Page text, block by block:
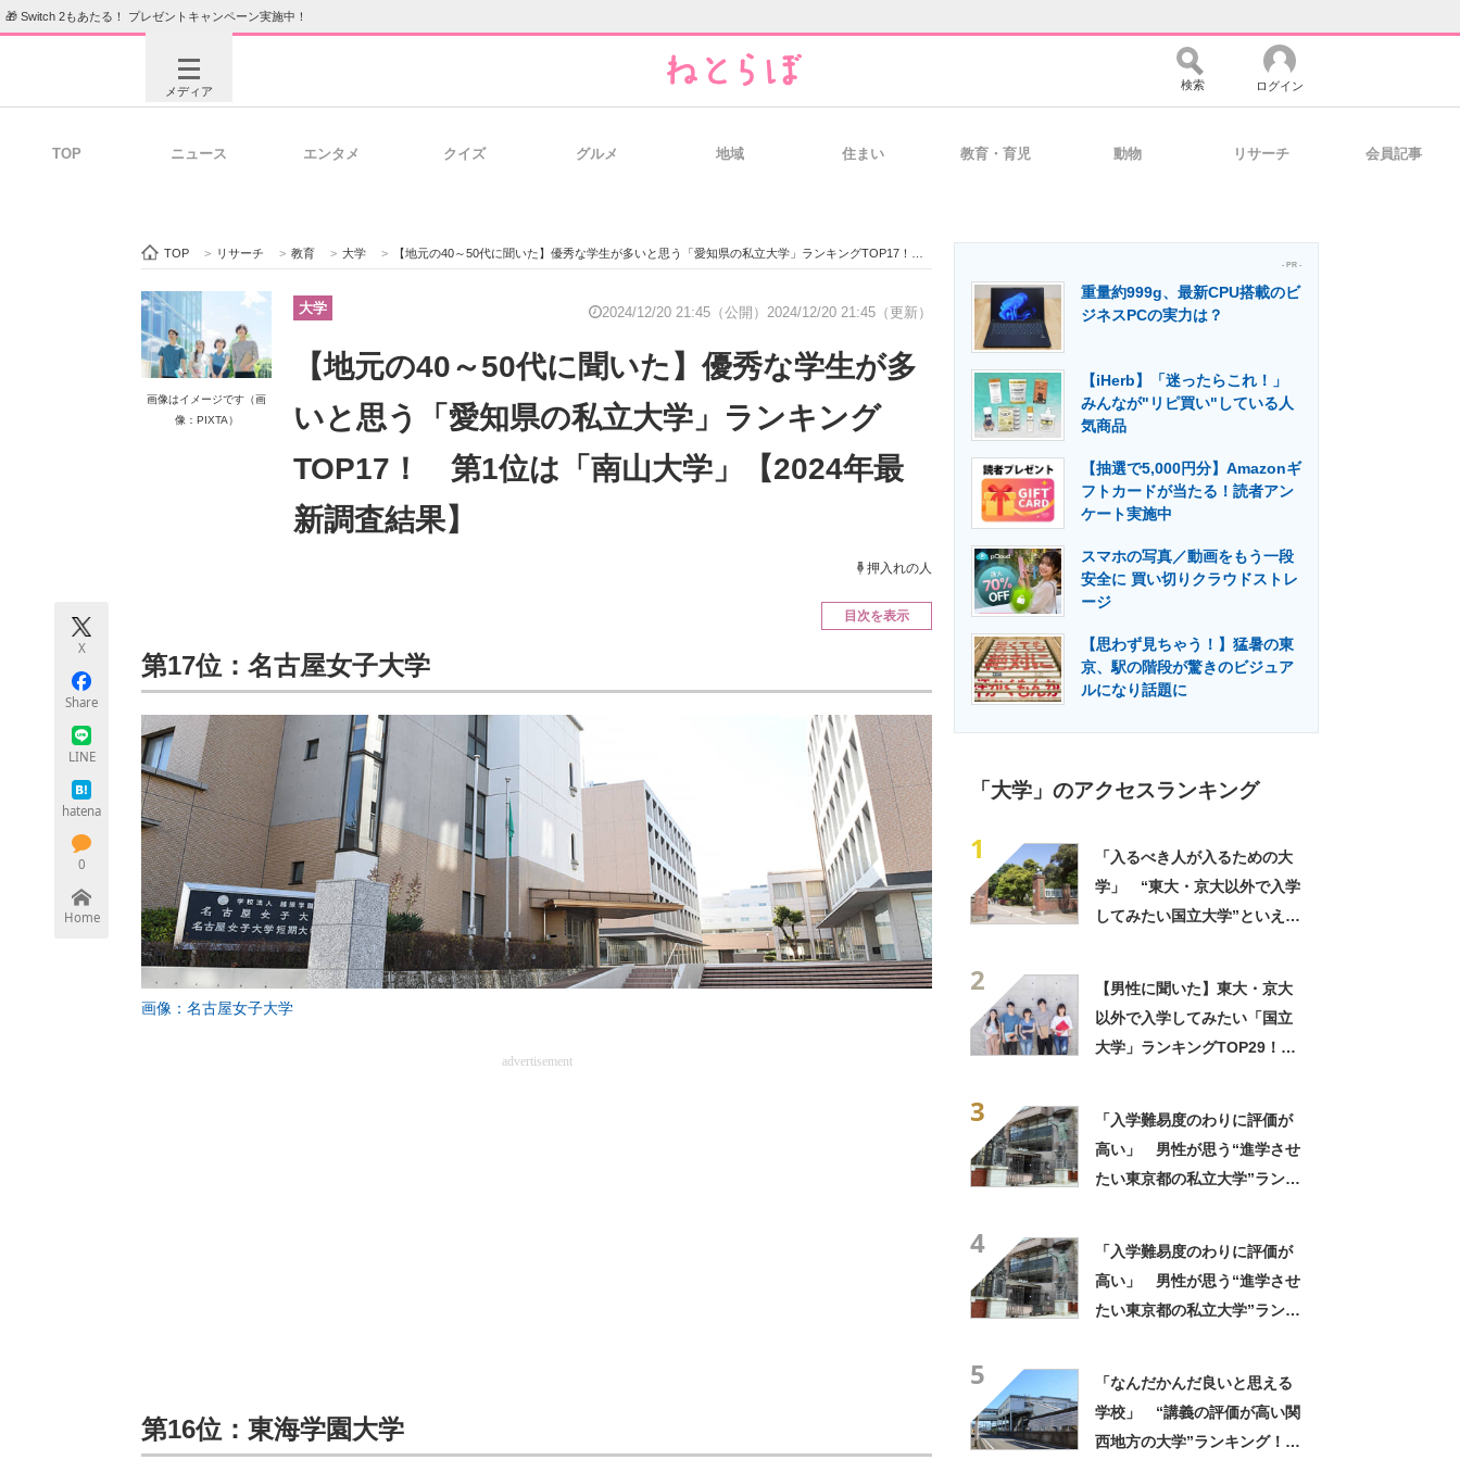
🎁 Switch 2もあたる！ プレゼントキャンペーン実施中！
メディア
ビジネスと働き方のヒント 経営リーダーのコミュニティ マーケ×ITの今がよく分かる
ITエンジニア向け専門サイト 企業向けIT製品の総合サイト 製造業のIT導入・活用を支援
モノづくり技術者専門サイト エレクトロニクス専門サイト エネルギーの専門メディア 建設×テクノロジーの最前線
検索 ログイン
TOP ニュース エンタメ クイズ グルメ 地域 住まい 教育・育児 動物 リサーチ 会員記事
TOP > リサーチ > 教育 > 大学 > 【地元の40～50代に聞いた】優秀な学生が多いと思う「愛知県の私立大学」ランキングTOP17！ 第1位は「南山大学」【2024年最新調査結果】
画像はイメージです（画
像：PIXTA）
大学 2024/12/20 21:45（公開） 2024/12/20 21:45（更新）
【地元の40～50代に聞いた】優秀な学生が多
いと思う「愛知県の私立大学」ランキング
TOP17！ 第1位は「南山大学」【2024年最
新調査結果】
押入れの人
X
Share
LINE
hatena
0
Home
目次を表示
第17位：名古屋女子大学
画像：名古屋女子大学
advertisement
第16位：東海学園大学
- PR -
重量約999g、最新CPU搭載のビ
ジネスPCの実力は？
【iHerb】「迷ったらこれ！」
みんなが"リピ買い"している人
気商品
【抽選で5,000円分】Amazonギ
フトカードが当たる！読者アン
ケート実施中
スマホの写真／動画をもう一段
安全に 買い切りクラウドストレ
ージ
【思わず見ちゃう！】猛暑の東
京、駅の階段が驚きのビジュア
ルになり話題に
「大学」のアクセスランキング
1
「入るべき人が入るための大
学」 “東大・京大以外で入学
してみたい国立大学”といえ
2
【男性に聞いた】東大・京大
以外で入学してみたい「国立
大学」ランキングTOP29！
3
「入学難易度のわりに評価が
高い」 男性が思う“進学させ
たい東京都の私立大学”ランキ
4
「入学難易度のわりに評価が
高い」 男性が思う“進学させ
たい東京都の私立大学”ランキ
5
「なんだかんだ良いと思える
学校」 “講義の評価が高い関
西地方の大学”ランキング！